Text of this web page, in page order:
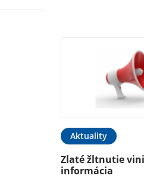
Aktuality
Zlaté žltnutie
informácia